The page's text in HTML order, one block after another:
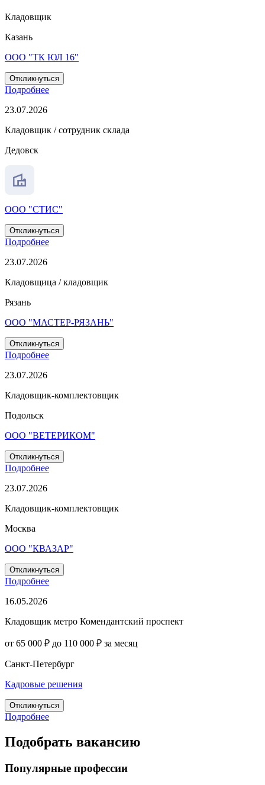
Кладовщик
Казань
ООО "ТК ЮЛ 16"
Откликнуться
Подробнее
23.07.2026
Кладовщик / сотрудник склада
Дедовск
ООО "СТИС"
Откликнуться
Подробнее
23.07.2026
Кладовщица / кладовщик
Рязань
ООО "МАСТЕР-РЯЗАНЬ"
Откликнуться
Подробнее
23.07.2026
Кладовщик-комплектовщик
Подольск
ООО "ВЕТЕРИКОМ"
Откликнуться
Подробнее
23.07.2026
Кладовщик-комплектовщик
Москва
ООО "КВАЗАР"
Откликнуться
Подробнее
16.05.2026
Кладовщик метро Комендантский проспект
от 65 000 ₽ до 110 000 ₽ за месяц
Санкт-Петербург
Кадровые решения
Откликнуться
Подробнее
Подобрать вакансию
Популярные профессии